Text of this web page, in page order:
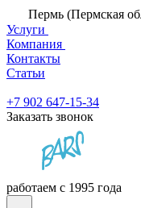
Пермь (Пермская
Услуги
Компания
Контакты
Статьи
+7 902 647-15-34
Заказать звонок
работаем с 1995 года